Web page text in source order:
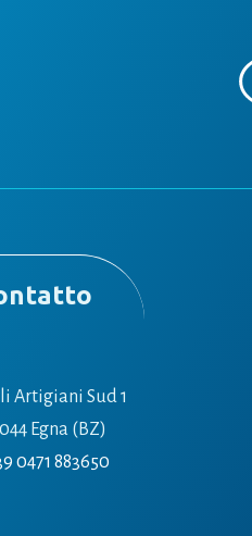
Artigiani Sud 1
Egna (BZ)
0471 883650